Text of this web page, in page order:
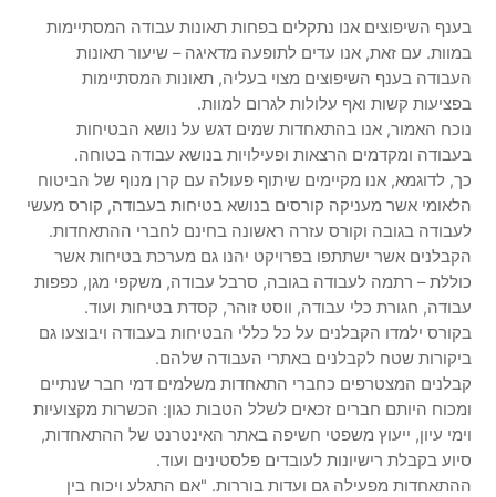
בענף השיפוצים אנו נתקלים בפחות תאונות עבודה המסתיימות
במוות. עם זאת, אנו עדים לתופעה מדאיגה – שיעור תאונות
העבודה בענף השיפוצים מצוי בעליה, תאונות המסתיימות
בפציעות קשות ואף עלולות לגרום למוות.
נוכח האמור, אנו בהתאחדות שמים דגש על נושא הבטיחות
בעבודה ומקדמים הרצאות ופעילויות בנושא עבודה בטוחה.
כך, לדוגמא, אנו מקיימים שיתוף פעולה עם קרן מנוף של הביטוח
הלאומי אשר מעניקה קורסים בנושא בטיחות בעבודה, קורס מעשי
לעבודה בגובה וקורס עזרה ראשונה בחינם לחברי ההתאחדות.
הקבלנים אשר ישתתפו בפרויקט יהנו גם מערכת בטיחות אשר
כוללת – רתמה לעבודה בגובה, סרבל עבודה, משקפי מגן, כפפות
עבודה, חגורת כלי עבודה, ווסט זוהר, קסדת בטיחות ועוד.
בקורס ילמדו הקבלנים על כל כללי הבטיחות בעבודה ויבוצעו גם
ביקורות שטח לקבלנים באתרי העבודה שלהם.
קבלנים המצטרפים כחברי התאחדות משלמים דמי חבר שנתיים
ומכוח היותם חברים זכאים לשלל הטבות כגון: הכשרות מקצועיות
וימי עיון, ייעוץ משפטי חשיפה באתר האינטרנט של ההתאחדות,
סיוע בקבלת רישיונות לעובדים פלסטינים ועוד.
ההתאחדות מפעילה גם ועדות בוררות. "אם התגלע ויכוח בין